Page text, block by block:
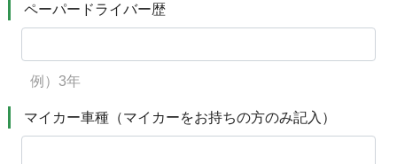
ペーパードライバー歴
例）3年
マイカー車種（マイカーをお持ちの方のみ記入）